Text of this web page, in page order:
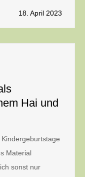
18. April 2023
Hai und
Material
sonst nur